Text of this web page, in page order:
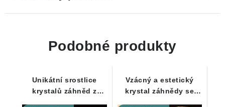
Podobné produkty
Unikátní srostlice
krystalů záhněd z
Vzácný a estetický
krystal záhnědy se